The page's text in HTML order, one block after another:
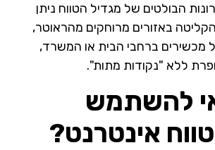
הבולטים של מגדיל הטווח ניתן
באזורים מרוחקים מהראוטר,
מכשירים ברחבי הבית או המשרד,
ללא "נקודות מתות".
להשתמש
אינטרנט?